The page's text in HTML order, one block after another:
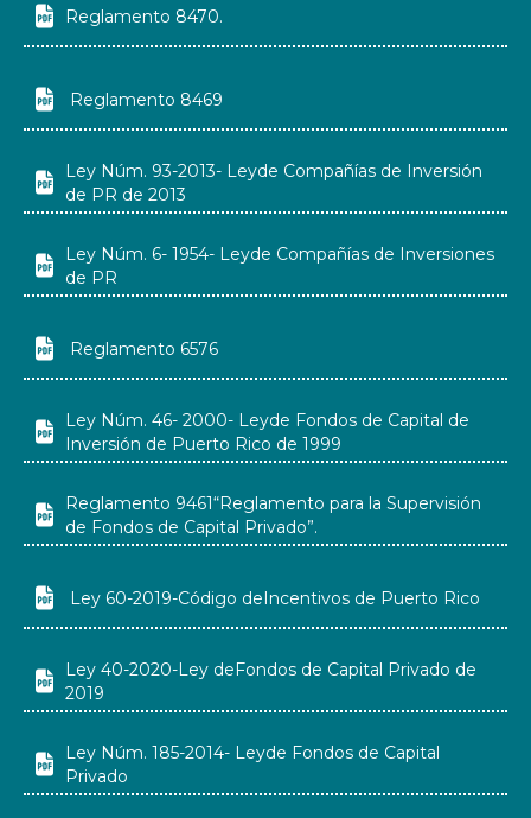
 Reglamento 8470.
 Reglamento 8469

Ley Núm. 93-2013- Leyde Compañías de Inversión
de PR de 2013

Ley Núm. 6- 1954- Leyde Compañías de Inversiones
de PR
 Reglamento 6576

Ley Núm. 46- 2000- Leyde Fondos de Capital de
Inversión de Puerto Rico de 1999

Reglamento 9461“Reglamento para la Supervisión
de Fondos de Capital Privado”.
 Ley 60-2019-Código deIncentivos de Puerto Rico

Ley 40-2020-Ley deFondos de Capital Privado de
2019

Ley Núm. 185-2014- Leyde Fondos de Capital
Privado